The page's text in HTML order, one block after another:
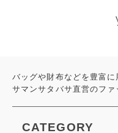
バッグや財布などを豊富に
サマンサタバサ直営のファ
CATEGORY